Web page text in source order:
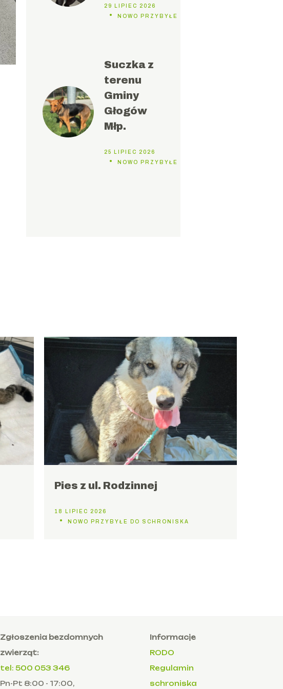
29 LIPIEC 2026
NOWO PRZYBYŁE DO SCHRONISKA
Suczka z
terenu
Gminy
Głogów
Młp.
25 LIPIEC 2026
NOWO PRZYBYŁE DO SCHRONISKA
Pies z ul. Rodzinnej
18 LIPIEC 2026
NOWO PRZYBYŁE DO SCHRONISKA
Zgłoszenia bezdomnych
zwierząt:
tel: 500 053 346
Pn-Pt 8:00 - 17:00,
Informacje
RODO
Regulamin
schroniska